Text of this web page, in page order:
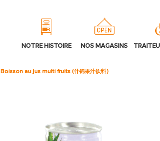
NOTRE HISTOIRE NOS MAGASINS
Boisson au jus multi fruits (什锦果汁饮料)